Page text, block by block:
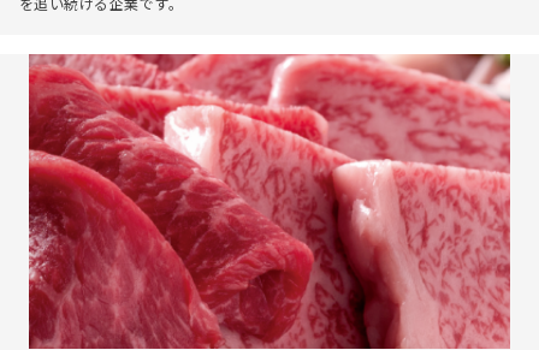
を追い続ける企業です。